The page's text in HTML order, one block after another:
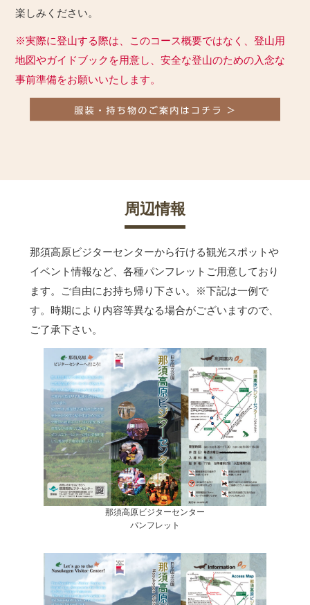
楽しみください。
※実際に登山する際は、このコース概要ではなく、登山用
地図やガイドブックを用意し、安全な登山のための入念な
事前準備をお願いいたします。
周辺情報
那須高原ビジターセンターから行ける観光スポットや
イベント情報など、各種パンフレットご用意しており
ます。ご自由にお持ち帰り下さい。
※下記は一例で
す。時期により内容等異なる場合がございますので、
ご了承下さい。
那須高原ビジターセンター
パンフレット